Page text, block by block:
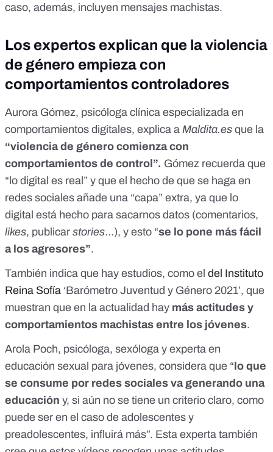
caso, además, incluyen mensajes machistas.
Los expertos explican que la violencia
de género empieza con
comportamientos controladores
Aurora Gómez, psicóloga clínica especializada en
comportamientos digitales, explica a Maldita.es que la
“violencia de género comienza con
comportamientos de control”. Gómez recuerda que
“lo digital es real” y que el hecho de que se haga en
redes sociales añade una “capa” extra, ya que lo
digital está hecho para sacarnos datos (comentarios,
likes, publicar stories…), y esto “se lo pone más fácil
a los agresores”.
También indica que hay estudios, como el del Instituto
Reina Sofía ‘Barómetro Juventud y Género 2021’, que
muestran que en la actualidad hay más actitudes y
comportamientos machistas entre los jóvenes.
Arola Poch, psicóloga, sexóloga y experta en
educación sexual para jóvenes, considera que “lo que
se consume por redes sociales va generando una
educación y, si aún no se tiene un criterio claro, como
puede ser en el caso de adolescentes y
preadolescentes, influirá más”. Esta experta también